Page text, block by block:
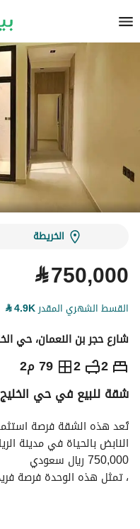
الخريطة
⃁750,000
القسط الشهري المقدر4.9K
⃁
شارع حجر بن النعمان، حي
2
2 79 م2 ⃁
750,000
التفاصيل معلوماتشقة للبيع في حي
النابض بالحياة في مدينة
750,000 ريال سعودي